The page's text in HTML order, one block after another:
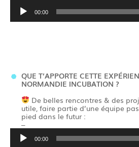
Lecteur
audio
00:00
QUE T’APPORTE CETTE
NORMANDIE INCUBATION ?
De belles rencontres & des
utile, faire partie d’une équipe
pied dans le futur :
–
Lecteur
audio
00:00